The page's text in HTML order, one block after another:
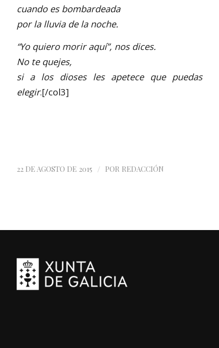
cuando es bombardeada
por la lluvia de la noche.
“Yo quiero morir aquí”, nos dices.
No te quejes,
si a los dioses les apetece que puedas
elegir.[/col3]
22 DE AGOSTO DE 2015 / POR REDACCIÓN